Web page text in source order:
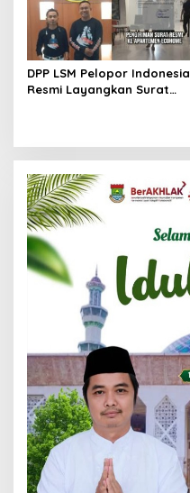
DPP LSM Pelopor Indonesia
Resmi Layangkan Surat